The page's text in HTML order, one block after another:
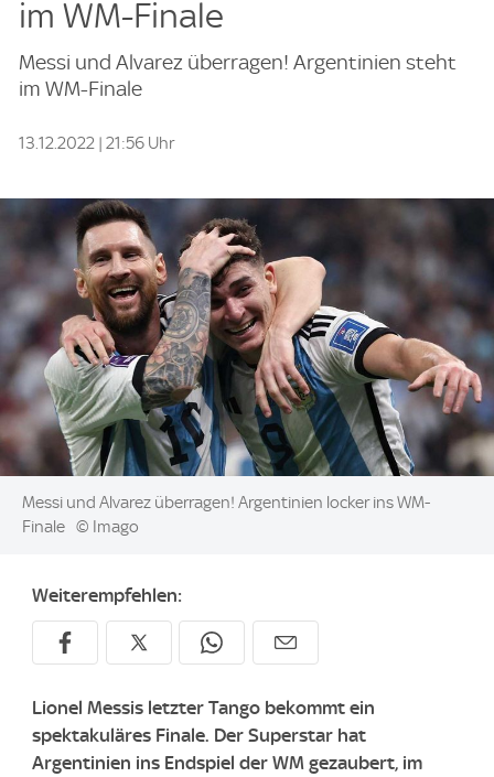
im WM-Finale
Messi und Alvarez überragen! Argentinien steht
im WM-Finale
13.12.2022 | 21:56 Uhr
Image:
Messi und Alvarez überragen! Argentinien locker ins WM-
Finale © Imago
Weiterempfehlen:
Lionel Messis letzter Tango bekommt ein
spektakuläres Finale. Der Superstar hat
Argentinien ins Endspiel der WM gezaubert, im